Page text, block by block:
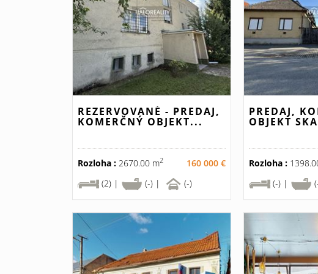
REZERVOVANÉ - PREDAJ,
KOMERČNÝ OBJEKT...
Rozloha : 2670.00 m2
160 000 €
(2) |
(-) | (-)
PREDAJ,
OBJEKT
Rozloha :
(-) |